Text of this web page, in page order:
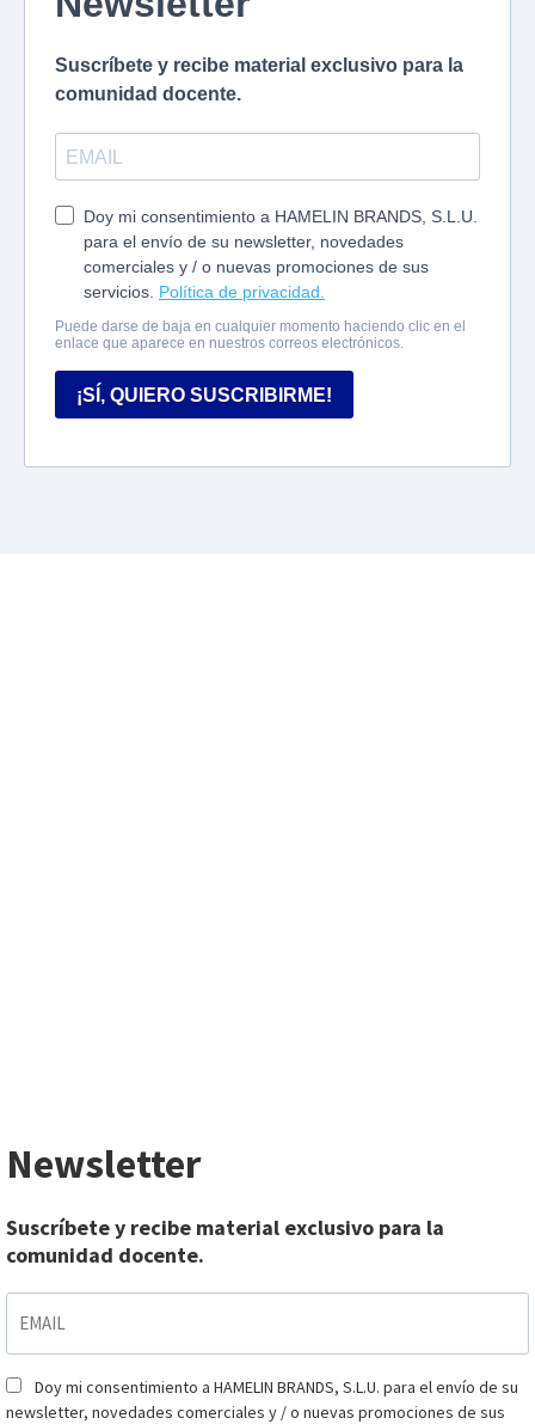
Newsletter
Suscríbete y recibe material exclusivo para la
comunidad docente.
Consentimiento*
Doy mi consentimiento a HAMELIN BRANDS, S.L.U. para el envío de su
newsletter, novedades comerciales y / o nuevas promociones de sus